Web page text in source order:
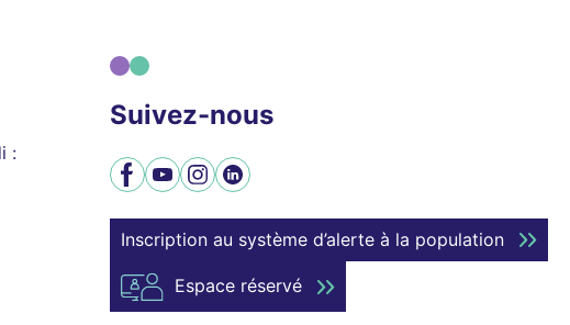
:
Suivez-nous
Facebook
YouTubeInstagram
LinkedIn
Inscription au système d’alerte à la population
Espace réservé